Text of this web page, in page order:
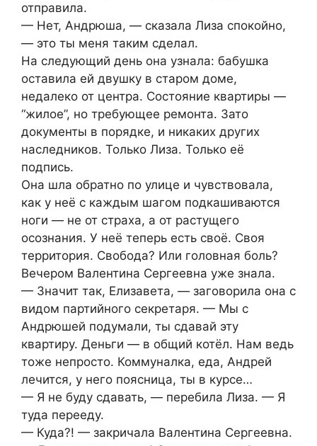
отправила.
— Нет, Андрюша, — сказала Лиза спокойно,
— это ты меня таким сделал.
На следующий день она узнала: бабушка
оставила ей двушку в старом доме,
недалеко от центра. Состояние квартиры —
“жилое”, но требующее ремонта. Зато
документы в порядке, и никаких других
наследников. Только Лиза. Только её
подпись.
Она шла обратно по улице и чувствовала,
как у неё с каждым шагом подкашиваются
ноги — не от страха, а от растущего
осознания. У неё теперь есть своё. Своя
территория. Свобода? Или головная боль?
Вечером Валентина Сергеевна уже знала.
— Значит так, Елизавета, — заговорила она с
видом партийного секретаря. — Мы с
Андрюшей подумали, ты сдавай эту
квартиру. Деньги — в общий котёл. Нам ведь
тоже непросто. Коммуналка, еда, Андрей
лечится, у него поясница, ты в курсе…
— Я не буду сдавать, — перебила Лиза. — Я
туда перееду.
— Куда?! — закричала Валентина Сергеевна.